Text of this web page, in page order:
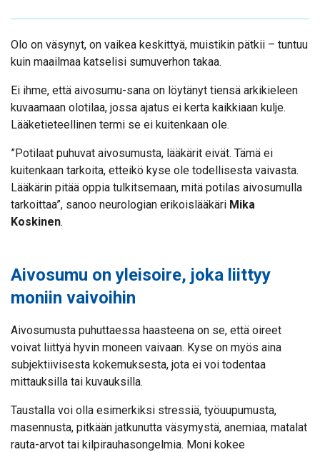
Olo on väsynyt, on vaikea keskittyä, muistikin pätkii – tuntuu
kuin maailmaa katselisi sumuverhon takaa.
Ei ihme, että aivosumu-sana on löytänyt tiensä arkikieleen
kuvaamaan olotilaa, jossa ajatus ei kerta kaikkiaan kulje.
Lääketieteellinen termi se ei kuitenkaan ole.
”Potilaat puhuvat aivosumusta, lääkärit eivät. Tämä ei
kuitenkaan tarkoita, etteikö kyse ole todellisesta vaivasta.
Lääkärin pitää oppia tulkitsemaan, mitä potilas aivosumulla
tarkoittaa”, sanoo neurologian erikoislääkäri Mika
Koskinen.
Aivosumu on yleisoire, joka liittyy
moniin vaivoihin
Aivosumusta puhuttaessa haasteena on se, että oireet
voivat liittyä hyvin moneen vaivaan. Kyse on myös aina
subjektiivisesta kokemuksesta, jota ei voi todentaa
mittauksilla tai kuvauksilla.
Taustalla voi olla esimerkiksi stressiä, työuupumusta,
masennusta, pitkään jatkunutta väsymystä, anemiaa, matalat
rauta-arvot tai kilpirauhasongelmia. Moni kokee